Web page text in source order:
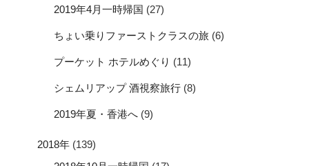
2019年4月一時帰国 (27)
ちょい乗りファーストクラスの旅 (6)
プーケット ホテルめぐり (11)
シェムリアップ 酒視察旅行 (8)
2019年夏・香港へ (9)
2018年 (139)